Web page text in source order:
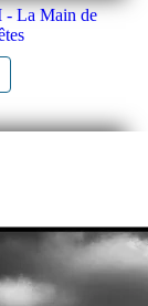
- La Main de